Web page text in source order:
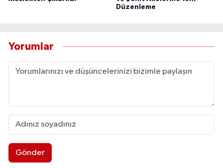
Düzenleme
Yorumlar
Gönder